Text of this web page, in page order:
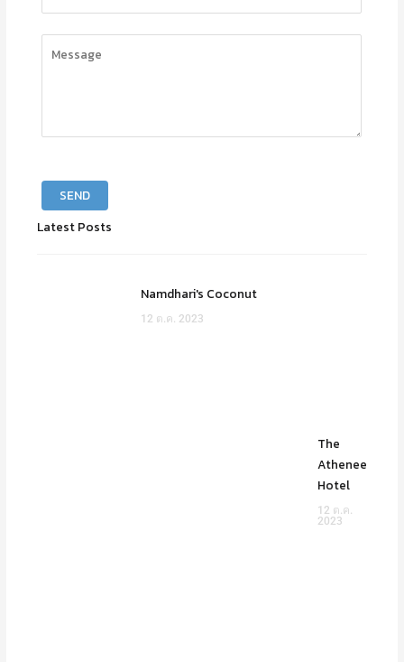
Latest Posts
Namdhari's Coconut
12 ต.ค. 2023
The
Athenee
Hotel
12 ต.ค.
2023